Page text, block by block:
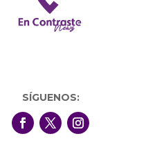
SÍGUENOS: